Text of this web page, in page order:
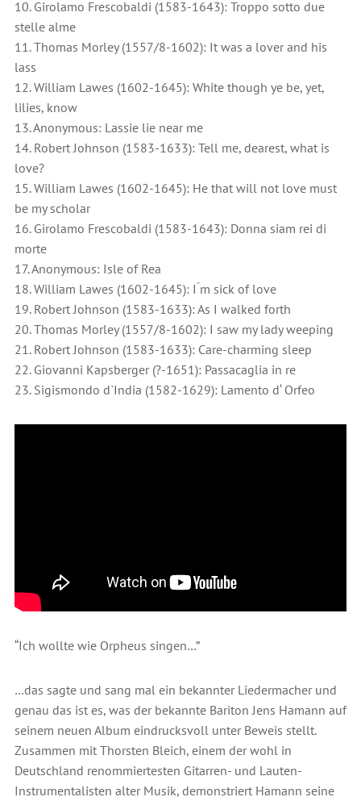
10. Girolamo Frescobaldi (1583-1643): Troppo sotto due
stelle alme
11. Thomas Morley (1557/8-1602): It was a lover and his
lass
12. William Lawes (1602-1645): White though ye be, yet,
lilies, know
13. Anonymous: Lassie lie near me
14. Robert Johnson (1583-1633): Tell me, dearest, what is
love?
15. William Lawes (1602-1645): He that will not love must
be my scholar
16. Girolamo Frescobaldi (1583-1643): Donna siam rei di
morte
17. Anonymous: Isle of Rea
18. William Lawes (1602-1645): I ́m sick of love
19. Robert Johnson (1583-1633): As I walked forth
20. Thomas Morley (1557/8-1602): I saw my lady weeping
21. Robert Johnson (1583-1633): Care-charming sleep
22. Giovanni Kapsberger (?-1651): Passacaglia in re
23. Sigismondo d`India (1582-1629): Lamento d‘ Orfeo
“Ich wollte wie Orpheus singen…”
…das sagte und sang mal ein bekannter Liedermacher und
genau das ist es, was der bekannte Bariton Jens Hamann auf
seinem neuen Album eindrucksvoll unter Beweis stellt.
Zusammen mit Thorsten Bleich, einem der wohl in
Deutschland renommiertesten Gitarren- und Lauten-
Instrumentalisten alter Musik, demonstriert Hamann seine